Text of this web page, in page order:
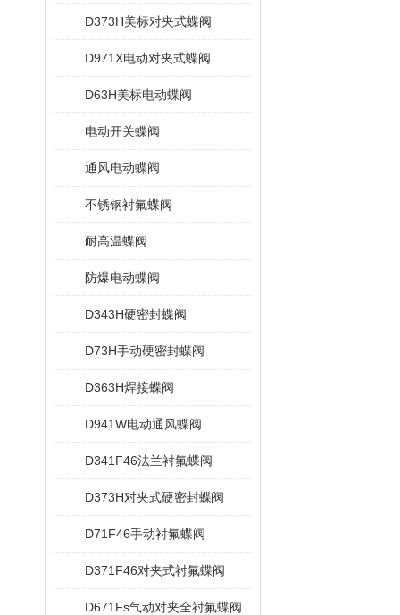
D373H美标对夹式蝶阀
D971X电动对夹式蝶阀
D63H美标电动蝶阀
电动开关蝶阀
通风电动蝶阀
不锈钢衬氟蝶阀
耐高温蝶阀
防爆电动蝶阀
D343H硬密封蝶阀
D73H手动硬密封蝶阀
D363H焊接蝶阀
D941W电动通风蝶阀
D341F46法兰衬氟蝶阀
D373H对夹式硬密封蝶阀
D71F46手动衬氟蝶阀
D371F46对夹式衬氟蝶阀
D671Fs气动对夹全衬氟蝶阀